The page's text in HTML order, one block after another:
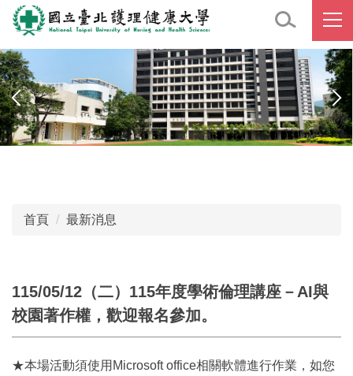
跳
到
主
要
內
容
區
首頁 最新消息
115/05/12（二）115年度學術倫理講座－AI與
校園著作權，歡迎報名參加。
★本場活動須使用Microsoft office相關軟體進行作業，如您